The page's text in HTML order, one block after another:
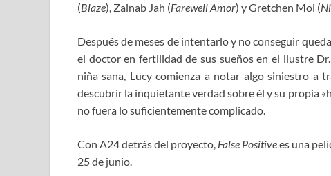
(Blaze), Zainab Jah (Farewell Amor) y Gretchen Mol (
Después de meses de intentarlo y no conseguir
el doctor en fertilidad de sus sueños en el ilustre
niña sana, Lucy comienza a notar algo siniestro a
descubrir la inquietante verdad sobre él y su propia
no fuera lo suficientemente complicado.
Con A24 detrás del proyecto, False Positivees una
25 de junio.